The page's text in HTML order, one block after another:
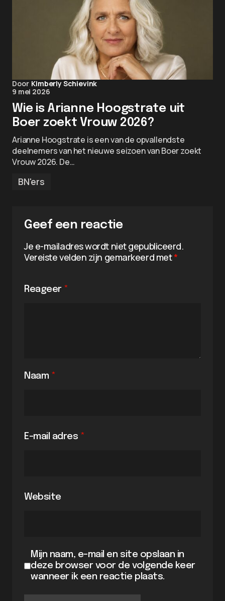
Door Kimberly Schievink
9 mei 2026
Wie is Arianne Hoogstrate uit
Boer zoekt Vrouw 2026?
Arianne Hoogstrate is een van de opvallendste
deelnemers van het nieuwe seizoen van Boer zoekt
Vrouw 2026. De…
BN'ers
Geef een reactie
Je e-mailadres wordt niet gepubliceerd.
Vereiste velden zijn gemarkeerd met*
Reageer *
Naam *
E-mail adres *
Website
Mijn naam, e-mail en site opslaan in
deze browser voor de volgende keer
wanneer ik een reactie plaats.